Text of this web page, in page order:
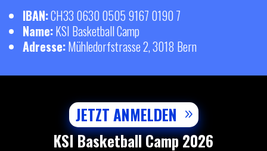
IBAN:CH33 0630 0505 9167 0190 7
Name:KSI Basketball Camp
Adresse:Mühledorfstrasse 2, 3018 Bern
JETZT ANMELDEN
KSI Basketball Camp 2026